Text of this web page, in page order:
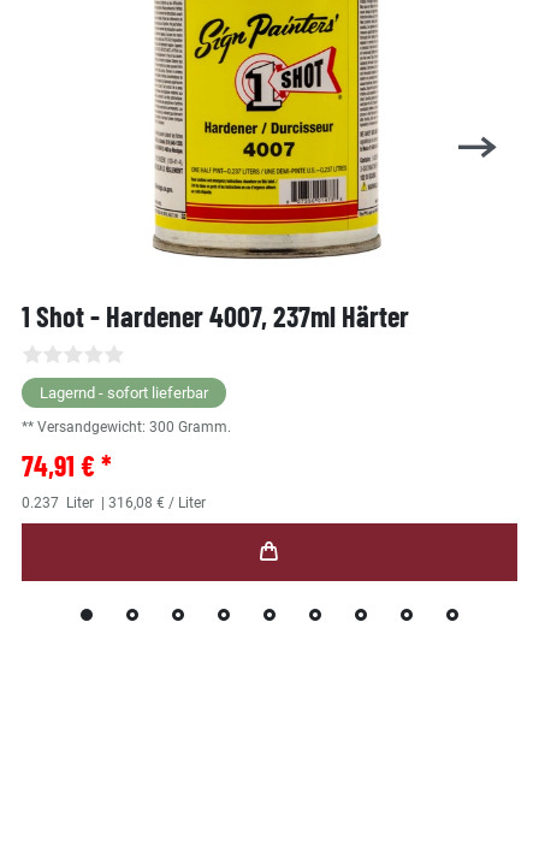
1 Shot - Hardener 4007, 237ml Härter
Lagernd - sofort lieferbar
** Versandgewicht: 300 Gramm.
74,91 € *
0.237 Liter | 316,08 € / Liter